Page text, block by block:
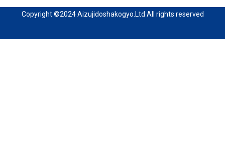
Copyright ©2024 Aizujidoshakogyo.Ltd All rights reserved